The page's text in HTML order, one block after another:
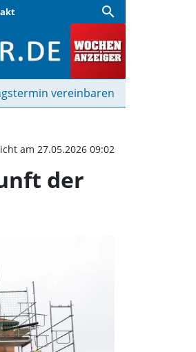
search
vereinbaren
am 27.05.2026 09:02
der